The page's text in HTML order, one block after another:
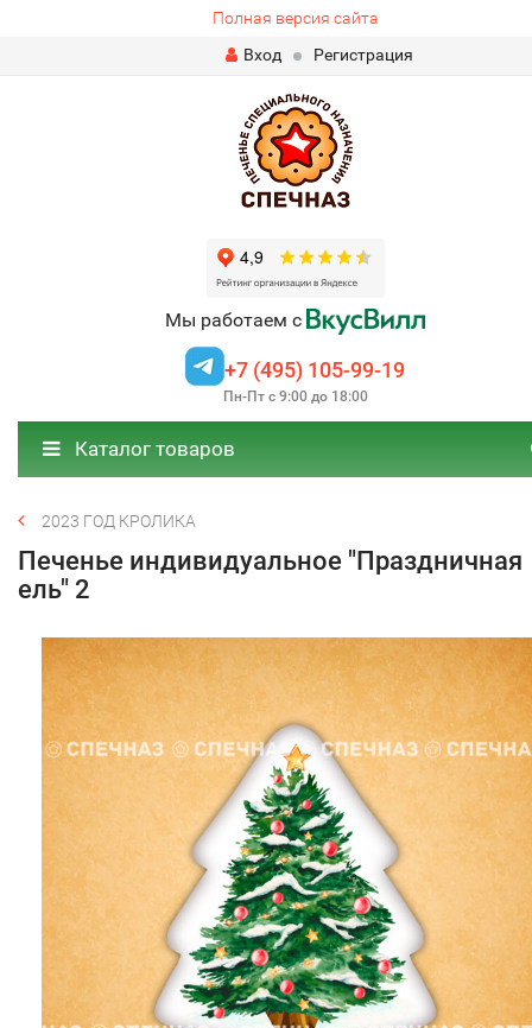
Полная версия сайта
Вход
Регистрация
Мы работаем с
+7 (495) 105-99-19
Пн-Пт с 9:00 до 18:00
Каталог товаров
2023 ГОД КРОЛИКА
Печенье индивидуальное "Праздничная
ель" 2